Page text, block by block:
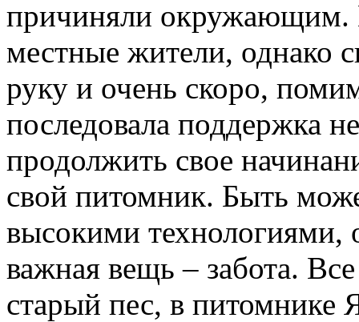
причиняли окружающим.
местные жители, однако
руку и очень скоро,
последовала поддержка
продолжить свое
свой питомник. Быть
высокими технологиями,
важная вещь – забота.
старый пес, в